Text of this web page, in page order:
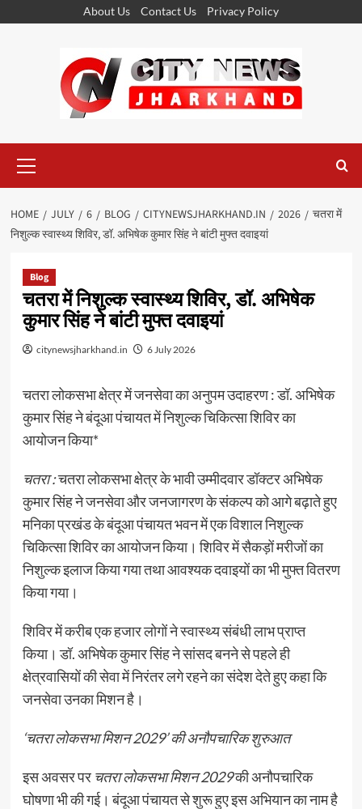
About Us Contact Us Privacy Policy
Menu
HOME JULY 6 BLOG CITYNEWSJHARKHAND.IN 2026
चतरा में
निशुल्क स्वास्थ्य शिविर, डॉ. अभिषेक कुमार सिंह ने बांटी मुफ्त दवाइयां
Blog
चतरा में निशुल्क स्वास्थ्य शिविर, डॉ. अभिषेक
कुमार सिंह ने बांटी मुफ्त दवाइयां
citynewsjharkhand.in 6 July 2026
चतरा लोकसभा क्षेत्र में जनसेवा का अनुपम उदाहरण : डॉ. अभिषेक
कुमार सिंह ने बंदूआ पंचायत में निशुल्क चिकित्सा शिविर का
आयोजन किया*
चतरा :चतरा लोकसभा क्षेत्र के भावी उम्मीदवार डॉक्टर अभिषेक
कुमार सिंह ने जनसेवा और जनजागरण के संकल्प को आगे बढ़ाते हुए
मनिका प्रखंड के बंदूआ पंचायत भवन में एक विशाल निशुल्क
चिकित्सा शिविर का आयोजन किया। शिविर में सैकड़ों मरीजों का
निशुल्क इलाज किया गया तथा आवश्यक दवाइयों का भी मुफ्त वितरण
किया गया।
शिविर में करीब एक हजार लोगों ने स्वास्थ्य संबंधी लाभ प्राप्त
किया। डॉ. अभिषेक कुमार सिंह ने सांसद बनने से पहले ही
क्षेत्रवासियों की सेवा में निरंतर लगे रहने का संदेश देते हुए कहा कि
जनसेवा उनका मिशन है।
‘चतरा लोकसभा मिशन 2029’ की अनौपचारिक शुरुआत
इस अवसर पर चतरा लोकसभा मिशन 2029की अनौपचारिक
घोषणा भी की गई। बंदूआ पंचायत से शुरू हुए इस अभियान का नाम है